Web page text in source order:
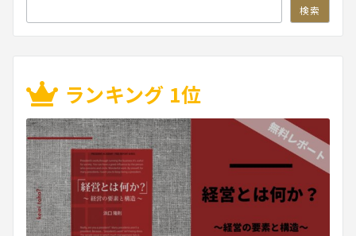
検索
ランキング 1位